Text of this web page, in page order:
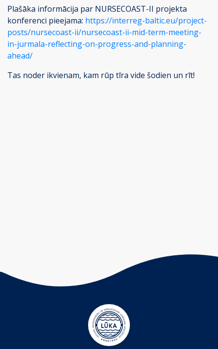
Plašāka informācija par NURSECOAST-II projekta
konferenci pieejama: https://interreg-baltic.eu/project-
posts/nursecoast-ii/nursecoast-ii-mid-term-meeting-
in-jurmala-reflecting-on-progress-and-planning-
ahead/
Tas noder ikvienam, kam rūp tīra vide šodien un rīt!